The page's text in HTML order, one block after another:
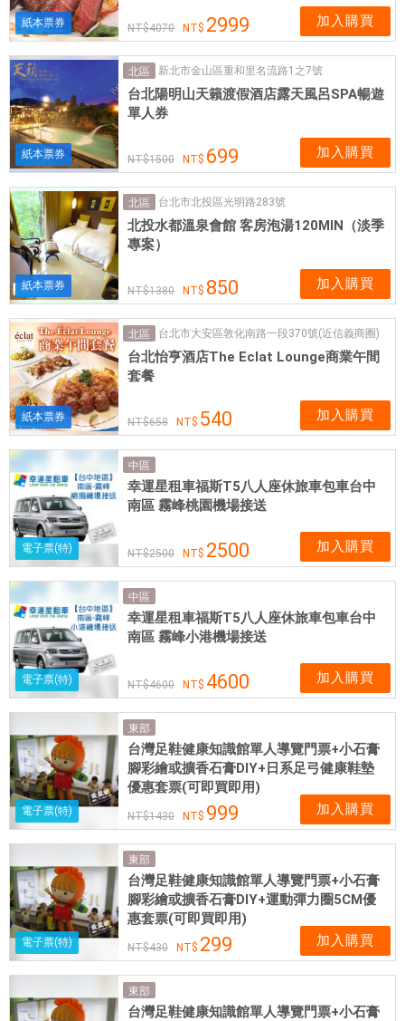
紙本票券 4070 2999 加入購買
紙本票券
北區 新北市金山區重和里名流路1之7號
台北陽明山天籟渡假酒店露天風呂SPA暢遊
單人券
1500 699 加入購買
紙本票券
北區 台北市北投區光明路283號
北投水都溫泉會館 客房泡湯120MIN（淡季
專案）
1380 850 加入購買
紙本票券
北區 台北市大安區敦化南路一段370號(近信義商圈)
台北怡亨酒店The Eclat Lounge商業午間
套餐
658 540 加入購買
電子票(特)
中區
幸運星租車福斯T5八人座休旅車包車台中
南區 霧峰桃園機場接送
2500 2500 加入購買
電子票(特)
中區
幸運星租車福斯T5八人座休旅車包車台中
南區 霧峰小港機場接送
4600 4600 加入購買
電子票(特)
東部
台灣足鞋健康知識館單人導覽門票+小石膏
腳彩繪或擴香石膏DIY+日系足弓健康鞋墊
優惠套票(可即買即用)
1430 999 加入購買
電子票(特)
東部
台灣足鞋健康知識館單人導覽門票+小石膏
腳彩繪或擴香石膏DIY+運動彈力圈5CM優
惠套票(可即買即用)
430 299 加入購買
東部
台灣足鞋健康知識館單人導覽門票+小石膏